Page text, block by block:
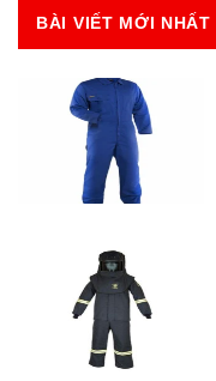
BÀI VIẾT MỚI NHẤT